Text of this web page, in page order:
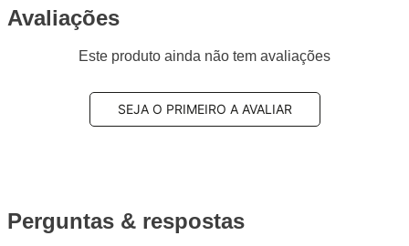
Avaliações
Este produto ainda não tem avaliações
SEJA O PRIMEIRO A AVALIAR
Perguntas & respostas